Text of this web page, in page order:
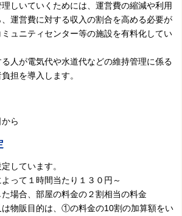
しいていくためには、運営費の縮減や利用
運営費に対する収入の割合を高める必要が
ュニティセンター等の施設を有料化してい
人が電気代や水道代などの維持管理に係る
担を導入します。
ら
しています。
って１時間当たり１３０円～
場合、部屋の料金の２割相当の料金
物販目的は、①の料金の10割の加算額をい